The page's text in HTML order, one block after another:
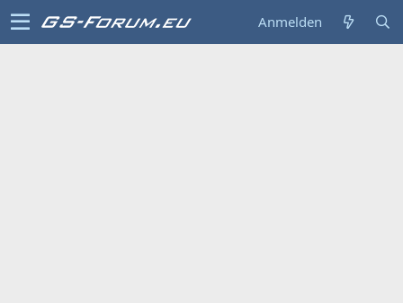
Anmelden